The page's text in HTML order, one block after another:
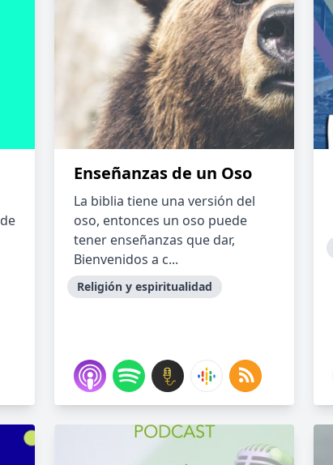
Enseñanzas de un Oso
La biblia tiene una versión del
oso, entonces un oso puede
tener enseñanzas que dar,
Bienvenidos a c...
Religión y espiritualidad